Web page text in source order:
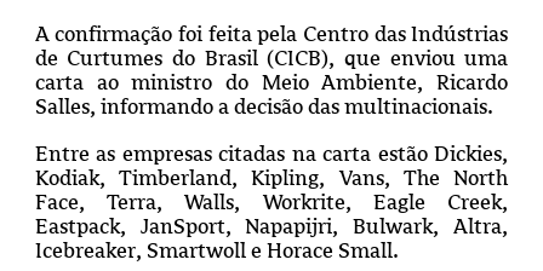
A confirmação foi feita pela Centro das Indústrias
de Curtumes do Brasil (CICB), que enviou uma
carta ao ministro do Meio Ambiente, Ricardo
Salles, informando a decisão das multinacionais.
Entre as empresas citadas na carta estão Dickies,
Kodiak, Timberland, Kipling, Vans, The North
Face, Terra, Walls, Workrite, Eagle Creek,
Eastpack, JanSport, Napapijri, Bulwark, Altra,
Icebreaker, Smartwoll e Horace Small.